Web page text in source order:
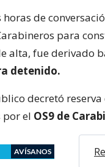
de
para
alta, fue derivado
detenido.
decretó
por el OS9 de
AVÍSANOS